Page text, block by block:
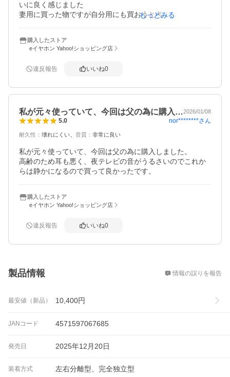
いに良く感じました
妻用に買った物ですが自分用にも買おうと考えています
とにかく良品です
もっとみる
購入したストア
eイヤホン Yahoo!ショッピング店
違反報告 いいね0
私が元々使っていて、今回は父の為に購入…2026/01/08
5.0 nor********さん
耐久性 ： 壊れにくい 音質 ： 非常に良い
私が元々使っていて、今回は父の為に購入しました。
高齢のため耳も悪く、夜テレビの音がうるさいのでこれか
らは静かになるので買って良かったです。
購入したストア
eイヤホン Yahoo!ショッピング店
違反報告 いいね0
製品情報 情報の誤りを報告
最安値（新品） 10,400円
JANコード 4571597067685
発売日 2025年12月20日
装着方式 左右分離型、完全独立型